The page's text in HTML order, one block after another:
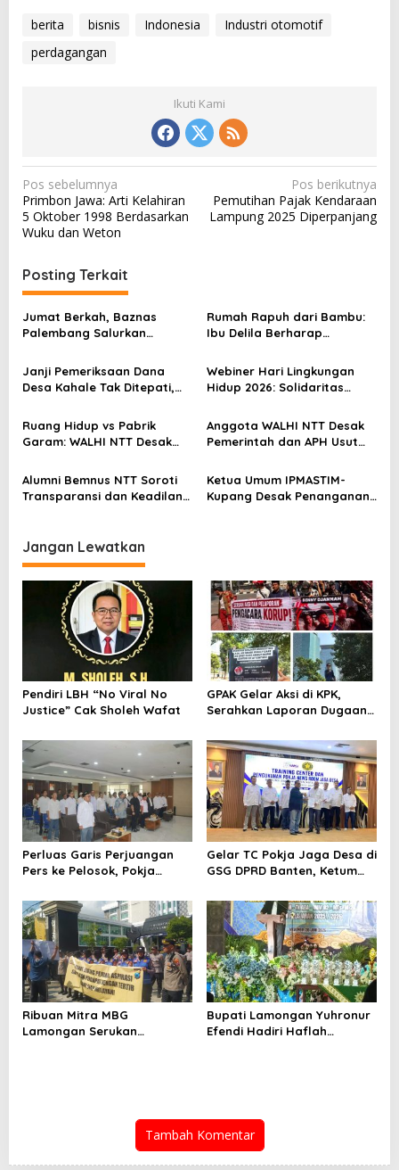
berita bisnis Indonesia
Industri otomotif
perdagangan
Ikuti Kami
N
a
v
g
a
s
p
s
Pos sebelumnya
Primbon Jawa: Arti Kelahiran
5 Oktober 1998 Berdasarkan
Wuku dan Weton
Pos berikutnya
Pemutihan Pajak Kendaraan
Lampung 2025 Diperpanjang
Posting Terkait
Jumat Berkah, Baznas
Palembang Salurkan
Kertapati
Rumah Rapuh dari Bambu:
Ibu Delila Berharap
Dinas Sosial
Janji Pemeriksaan Dana
Desa Kahale Tak Ditepati,
Keseriusan Kejati NTT
Webiner Hari Lingkungan
Hidup 2026: Solidaritas
Soroti Dampak Krisis Iklim
dan Ruang hidup di NTT
Ruang Hidup vs Pabrik
Garam: WALHI NTT Desak
Ndao Berubah Permanen
Anggota WALHI NTT Desak
Pemerintah dan APH Usut
Kayu Sonokeling Ilegal di
TTU
Alumni Bemnus NTT Soroti
Transparansi dan Keadilan
Unkriswina Sumba
Ketua Umum IPMASTIM-
Kupang Desak Penanganan
Jangan Lewatkan
Pendiri LBH “No Viral No
Justice” Cak Sholeh Wafat
GPAK Gelar Aksi di KPK,
Serahkan Laporan Dugaan
Perluas Garis Perjuangan
Pers ke Pelosok, Pokja
Kabupaten/Kota Resmi
Dilantik
Gelar TC Pokja Jaga Desa di
GSG DPRD Banten, Ketum
Diversifikasi Bisnis
Perusahaan Media
Ribuan Mitra MBG
Lamongan Serukan
Bupati Lamongan Yuhronur
Efendi Hadiri Haflah
Tambah Komentar